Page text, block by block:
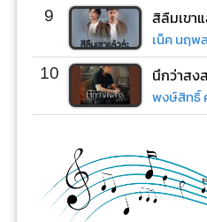
9 สิลืมเขา
เน็ค นฤพ
10 นึกว่าสง
พงษ์สิทธิ์